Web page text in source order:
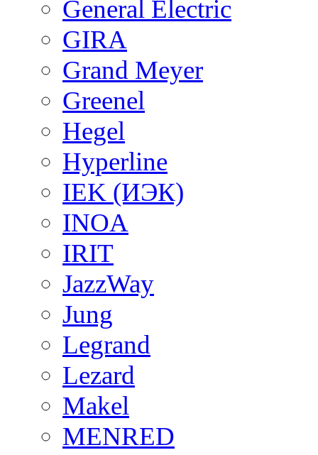
General Electric
GIRA
Grand Meyer
Greenel
Hegel
Hyperline
IEK (ИЭК)
INOA
IRIT
JazzWay
Jung
Legrand
Lezard
Makel
MENRED